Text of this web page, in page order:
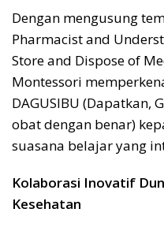
Dengan mengusung
Pharmacist and
Store and Dispose of
Montessori
DAGUSIBU (Dapatkan,
obat dengan benar)
suasana belajar yang
Kolaborasi Inovatif
Kesehatan